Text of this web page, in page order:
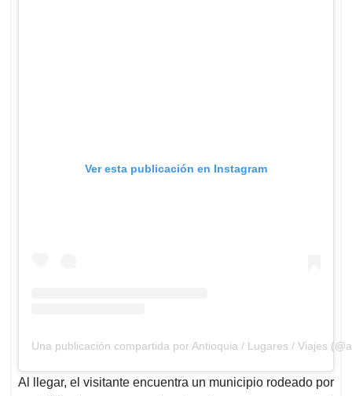
Ver esta publicación en Instagram
Una publicación compartida por Antioquia / Lugares / Viajes
Al llegar, el visitante encuentra un municipio rodeado por